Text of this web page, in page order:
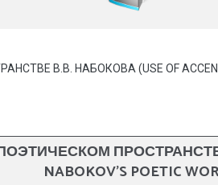
В.В. НАБОКОВА (USE OF
ПРОСТРАНСТВЕ
NABOKOV’S POETIC